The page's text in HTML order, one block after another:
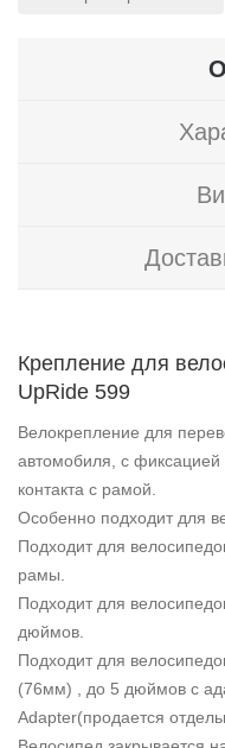
Крепление для
UpRide 599
Велокрепление для
автомобиля, с фиксацией
контакта с рамой.
Особенно подходит для
Подходит для
рамы.
Подходит для
дюймов.
Подходит для
(76мм) , до 5 дюймов с
Adapter(продается